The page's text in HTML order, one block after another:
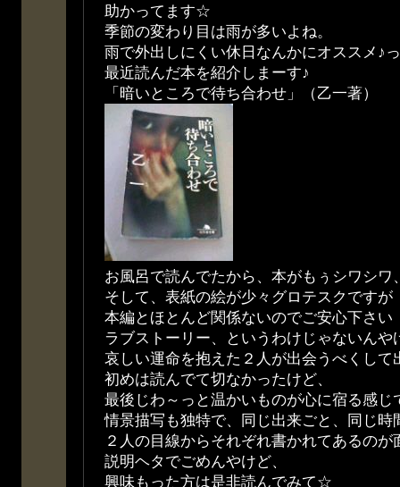
助かってます☆
季節の変わり目は雨が多いよね。
雨で外出しにくい休日なんかにオススメ♪
最近読んだ本を紹介しまーす♪
「暗いところで待ち合わせ」（乙一著）
お風呂で読んでたから、本がもぅシワシ
そして、表紙の絵が少々グロテスクですが
本編とほとんど関係ないのでご安心下さい
ラブストーリー、というわけじゃないんや
哀しい運命を抱えた２人が出会うべくして
初めは読んでて切なかったけど、
最後じわ～っと温かいものが心に宿る感じ
情景描写も独特で、同じ出来ごと、同じ時
２人の目線からそれぞれ書かれてあるのが
説明ヘタでごめんやけど、
興味もった方は是非読んでみて☆